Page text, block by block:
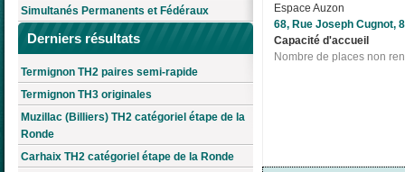
Simultanés Permanents et Fédéraux
Derniers résultats
Termignon TH2 paires semi-rapide
Termignon TH3 originales
Muzillac (Billiers) TH2 catégoriel étape de la
Ronde
Carhaix TH2 catégoriel étape de la Ronde
Espace Auzon
68, Rue Joseph Cugnot,
Capacité d'accueil
Nombre de places non